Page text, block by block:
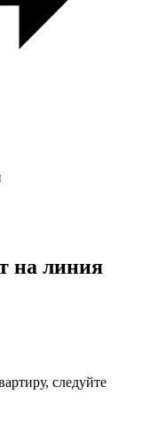
на линия
следуйте